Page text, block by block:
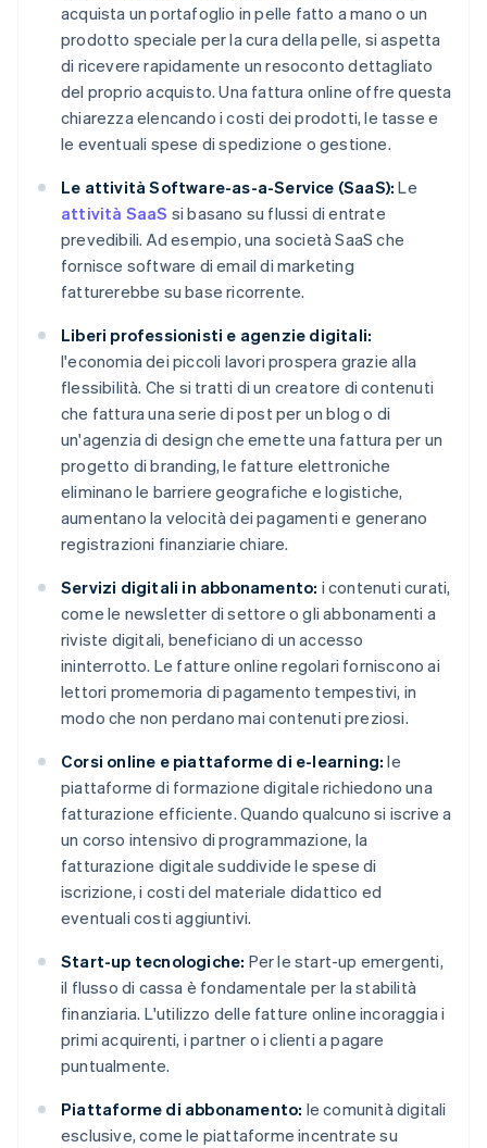
acquista un portafoglio in pelle fatto a mano o un
prodotto speciale per la cura della pelle, si aspetta
di ricevere rapidamente un resoconto dettagliato
del proprio acquisto. Una fattura online offre questa
chiarezza elencando i costi dei prodotti, le tasse e
le eventuali spese di spedizione o gestione.
Le attività Software-as-a-Service (SaaS): Le
attività SaaS si basano su flussi di entrate
prevedibili. Ad esempio, una società SaaS che
fornisce software di email di marketing
fatturerebbe su base ricorrente.
Liberi professionisti e agenzie digitali:
l'economia dei piccoli lavori prospera grazie alla
flessibilità. Che si tratti di un creatore di contenuti
che fattura una serie di post per un blog o di
un'agenzia di design che emette una fattura per un
progetto di branding, le fatture elettroniche
eliminano le barriere geografiche e logistiche,
aumentano la velocità dei pagamenti e generano
registrazioni finanziarie chiare.
Servizi digitali in abbonamento: i contenuti curati,
come le newsletter di settore o gli abbonamenti a
riviste digitali, beneficiano di un accesso
ininterrotto. Le fatture online regolari forniscono ai
lettori promemoria di pagamento tempestivi, in
modo che non perdano mai contenuti preziosi.
Corsi online e piattaforme di e-learning: le
piattaforme di formazione digitale richiedono una
fatturazione efficiente. Quando qualcuno si iscrive a
un corso intensivo di programmazione, la
fatturazione digitale suddivide le spese di
iscrizione, i costi del materiale didattico ed
eventuali costi aggiuntivi.
Start-up tecnologiche: Per le start-up emergenti,
il flusso di cassa è fondamentale per la stabilità
finanziaria. L'utilizzo delle fatture online incoraggia i
primi acquirenti, i partner o i clienti a pagare
puntualmente.
Piattaforme di abbonamento: le comunità digitali
esclusive, come le piattaforme incentrate su